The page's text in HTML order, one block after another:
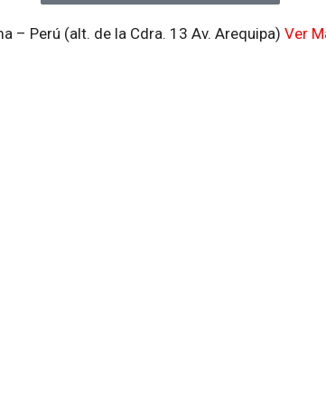
– Perú (alt. de la Cdra. 13 Av. Arequipa) Ver